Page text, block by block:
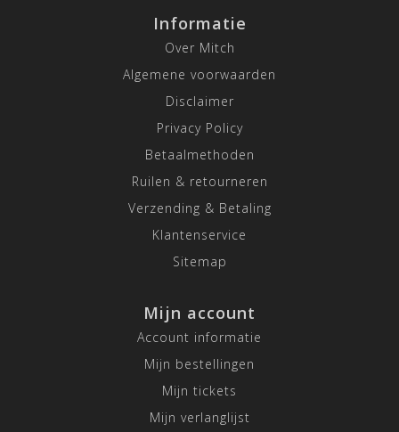
Informatie
Over Mitch
Algemene voorwaarden
Disclaimer
Privacy Policy
Betaalmethoden
Ruilen & retourneren
Verzending & Betaling
Klantenservice
Sitemap
Mijn account
Account informatie
Mijn bestellingen
Mijn tickets
Mijn verlanglijst